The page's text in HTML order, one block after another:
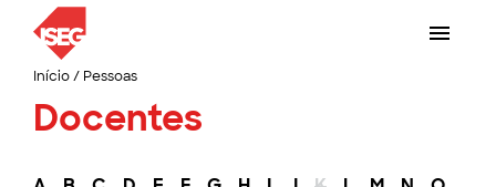
Início/ Pessoas
Docentes